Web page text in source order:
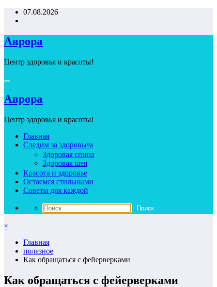
Перейти07.08.2026
Аврора
Центр здоровья и красоты!
Аврора
Центр здоровья и красоты!
Главная
Следим за здоровьем
Здоровая спина
Здоровая шея
Красота и здоровье
Остаемся стильными
Советы для каждой
×
Главная
полезное
Как обращаться с фейерверками
Как обращаться с фейерверками